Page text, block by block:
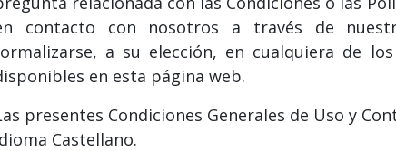
contacto con nosotros a través de
a su elección, en cualquiera de
en esta página web.
presentes Condiciones Generales de Uso y
Castellano.